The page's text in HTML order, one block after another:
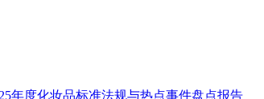
年度化妆品标准法规与热点事件盘点报告